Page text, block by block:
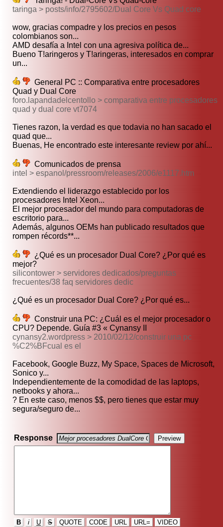
taringa > posts/info/2795602/Dual Core Vs Quad core
wow, gracias compadre y los precios en pesos
colombianos son...
AMD desafía a Intel con una agresiva política de...
Bueno T!aringeros y T!aringeras, interesados en comprar
un...
General PC :: Comparativa entre procesadores
Quad y Dual Core
foro.lapandadelcentollo > comparativa entre procesadores
quad y dual core vt7074
Tienes razon, la verdad es que todavia no han sacado el
quad que...
Buenas, He encontrado este interesante review por ahí...
Comunicados de prensa
intel > espanol/pressroom/releases/2006/e1117.htm
Extendiendo el liderazgo establecido por los
procesadores Intel Xeon...
El mejor procesador del mundo para computadoras de
escritorio para...
Además, algunos OEMs han publicado resultados que
rompen récords**...
¿Qué es un procesador Dual Core? ¿Por qué es
mejor?
silicontower > servidores dedicados/preguntas
frecuentes/38 faq servidores dedic
¿Qué es un procesador Dual Core? ¿Por qué es...
Construir una PC: ¿Cuál es el mejor procesador o
CPU? Depende. Guía #3 « Cynansy II
cynansy2.wordpress > 2010/02/12/construir una pc
%C2%BFcual es el
Facebook, Google Buzz, My Space, Spaces de Microsoft,
Sonico y...
Independientemente de la comodidad de las laptops,
netbooks y ahora...
? En este caso, menos $$, pero tienes que estar muy
segura/seguro de...
Response
B i U S QUOTE CODE URL URL= VIDEO